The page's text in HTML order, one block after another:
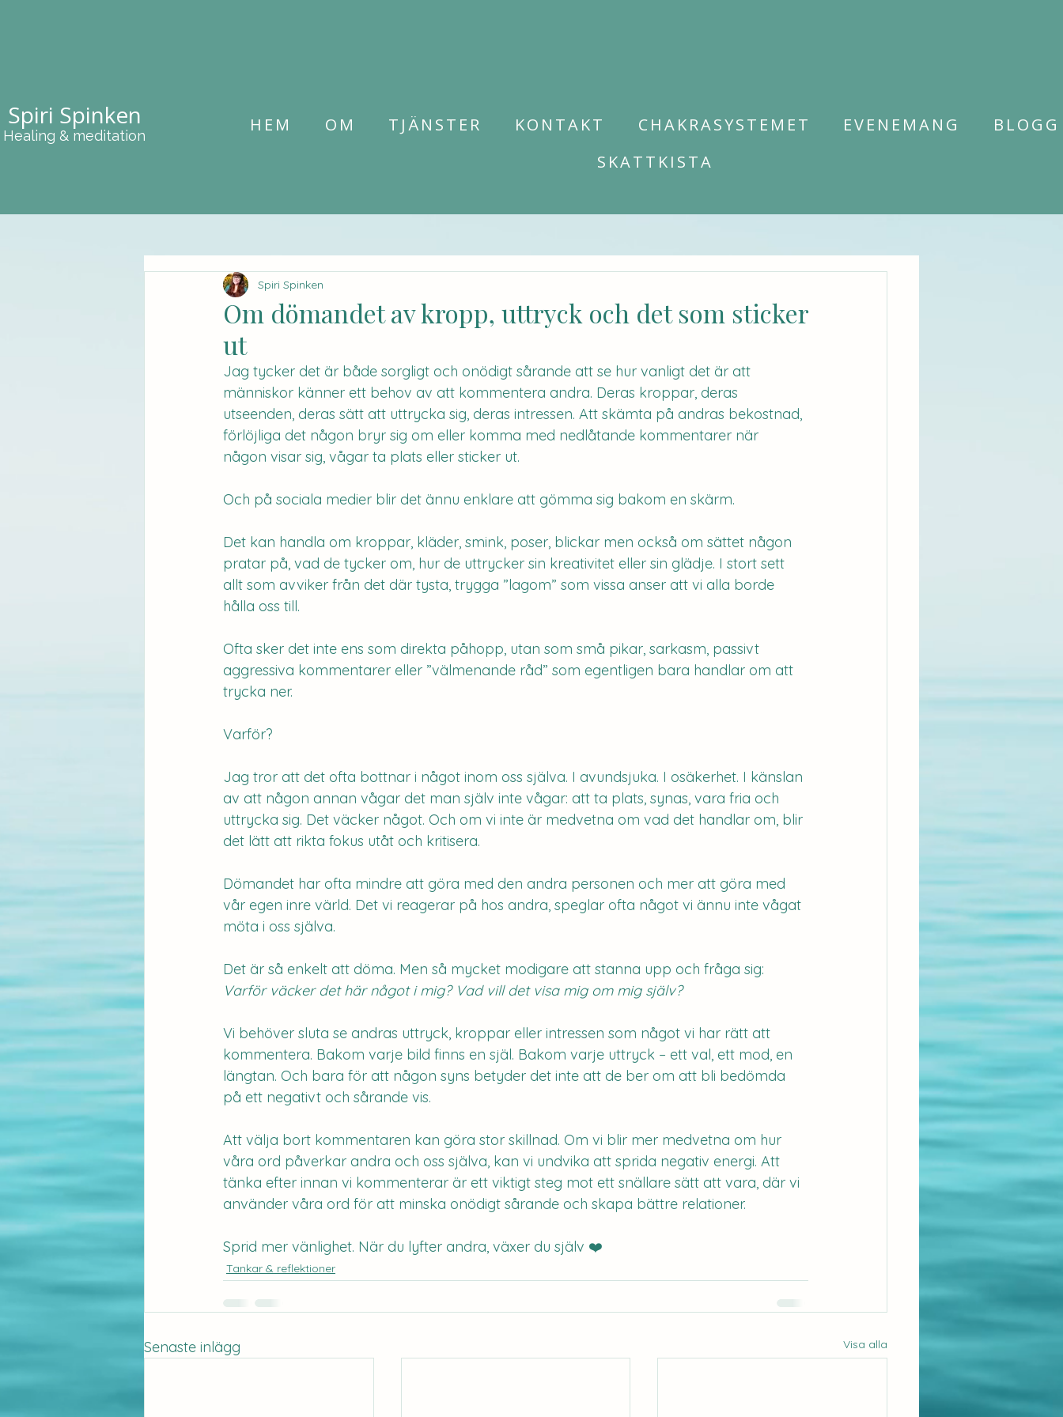
Spiri Spinken
Healing & meditation
HEM OM TJÄNSTER KONTAKT CHAKRASYSTEMET EVENEMANG
BLOGG
SKATTKISTA
Om dömandet av kropp, uttryck och det som sticker
ut
Spiri Spinken
Jag tycker det är både sorgligt och onödigt sårande att se hur vanligt det är att
människor känner ett behov av att kommentera andra. Deras kroppar, deras
utseenden, deras sätt att uttrycka sig, deras intressen. Att skämta på andras bekostnad,
förlöjliga det någon bryr sig om eller komma med nedlåtande kommentarer när
någon visar sig, vågar ta plats eller sticker ut.
Och på sociala medier blir det ännu enklare att gömma sig bakom en skärm.
Det kan handla om kroppar, kläder, smink, poser, blickar men också om sättet någon
pratar på, vad de tycker om, hur de uttrycker sin kreativitet eller sin glädje. I stort sett
allt som avviker från det där tysta, trygga ”lagom” som vissa anser att vi alla borde
hålla oss till.
Ofta sker det inte ens som direkta påhopp, utan som små pikar, sarkasm, passivt
aggressiva kommentarer eller ”välmenande råd” som egentligen bara handlar om att
trycka ner.
Varför?
Jag tror att det ofta bottnar i något inom oss själva. I avundsjuka. I osäkerhet. I känslan
av att någon annan vågar det man själv inte vågar: att ta plats, synas, vara fria och
uttrycka sig. Det väcker något. Och om vi inte är medvetna om vad det handlar om, blir
det lätt att rikta fokus utåt och kritisera.
Dömandet har ofta mindre att göra med den andra personen och mer att göra med
vår egen inre värld. Det vi reagerar på hos andra, speglar ofta något vi ännu inte vågat
möta i oss själva.
Det är så enkelt att döma. Men så mycket modigare att stanna upp och fråga sig:
Varför väcker det här något i mig? Vad vill det visa mig om mig själv?
Vi behöver sluta se andras uttryck, kroppar eller intressen som något vi har rätt att
kommentera. Bakom varje bild finns en själ. Bakom varje uttryck – ett val, ett mod, en
längtan. Och bara för att någon syns betyder det inte att de ber om att bli bedömda
på ett negativt och sårande vis.
Att välja bort kommentaren kan göra stor skillnad. Om vi blir mer medvetna om hur
våra ord påverkar andra och oss själva, kan vi undvika att sprida negativ energi. Att
tänka efter innan vi kommenterar är ett viktigt steg mot ett snällare sätt att vara, där vi
använder våra ord för att minska onödigt sårande och skapa bättre relationer.
Sprid mer vänlighet. När du lyfter andra, växer du själv ❤️
Tankar & reflektioner
Senaste inlägg Visa alla